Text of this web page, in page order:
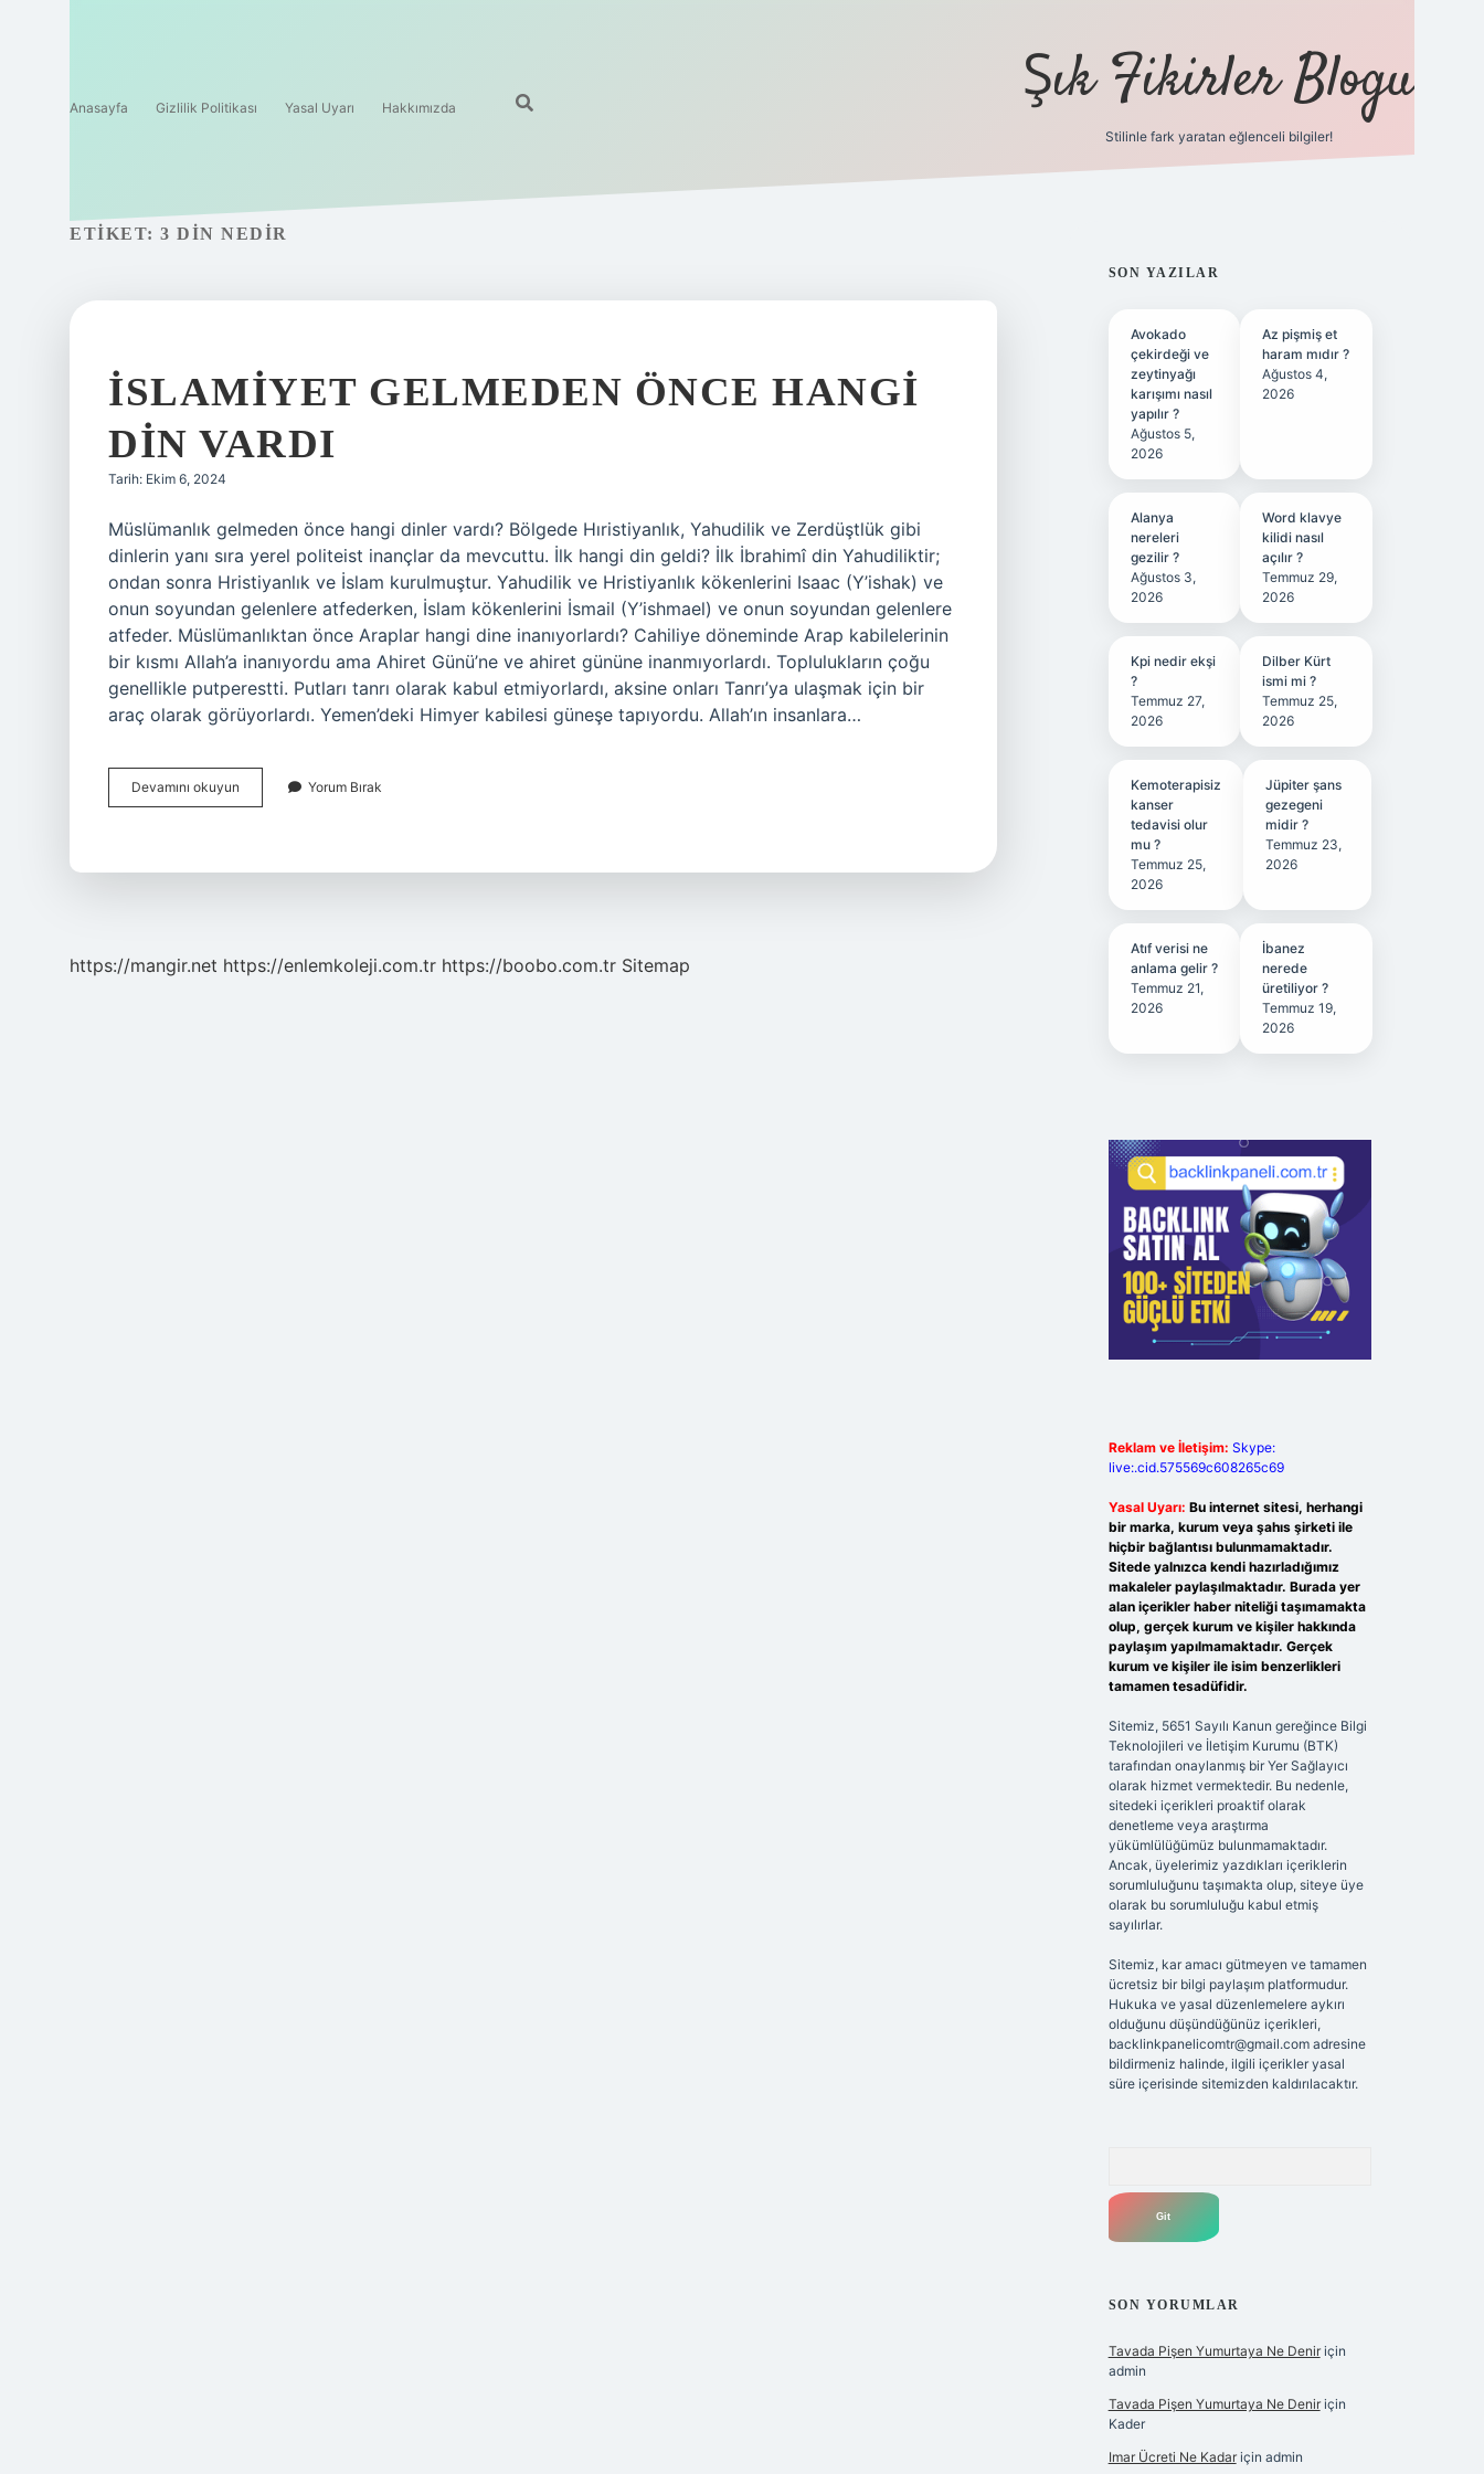
Anasayfa Gizlilik Politikası Yasal Uyarı Hakkımızda Şık Fikirler Blogu
Stilinle fark yaratan eğlenceli bilgiler!
ETIKET: 3 DIN NEDIR
İSLAMIYET GELMEDEN ÖNCE HANGI
DIN VARDI
Tarih: Ekim 6, 2024
Müslümanlık gelmeden önce hangi dinler vardı? Bölgede Hıristiyanlık, Yahudilik ve Zerdüştlük gibi
dinlerin yanı sıra yerel politeist inançlar da mevcuttu. İlk hangi din geldi? İlk İbrahimî din Yahudiliktir;
ondan sonra Hristiyanlık ve İslam kurulmuştur. Yahudilik ve Hristiyanlık kökenlerini Isaac (Y’ishak) ve
onun soyundan gelenlere atfederken, İslam kökenlerini İsmail (Y’ishmael) ve onun soyundan gelenlere
atfeder. Müslümanlıktan önce Araplar hangi dine inanıyorlardı? Cahiliye döneminde Arap kabilelerinin
bir kısmı Allah’a inanıyordu ama Ahiret Günü’ne ve ahiret gününe inanmıyorlardı. Toplulukların çoğu
genellikle putperestti. Putları tanrı olarak kabul etmiyorlardı, aksine onları Tanrı’ya ulaşmak için bir
araç olarak görüyorlardı. Yemen’deki Himyer kabilesi güneşe tapıyordu. Allah’ın insanlara…
Devamını okuyun İSlamiyet
Gelmeden
Yorum Bırak
https://mangir.net https://enlemkoleji.com.tr https://boobo.com.tr Sitemap
SIDEBAR
SON YAZILAR
Avokado
çekirdeği ve
zeytinyağı
karışımı nasıl
yapılır ?
Ağustos 5,
2026
Az pişmiş et
haram mıdır ?
Ağustos 4,
2026
Alanya
nereleri
gezilir ?
Ağustos 3,
2026
Word klavye
kilidi nasıl
açılır ?
Temmuz 29,
2026
Kpi nedir ekşi
?
Temmuz 27,
2026
Dilber Kürt
ismi mi ?
Temmuz 25,
2026
Kemoterapisiz
kanser
tedavisi olur
mu ?
Temmuz 25,
2026
Jüpiter şans
gezegeni
midir ?
Temmuz 23,
2026
Atıf verisi ne
anlama gelir ?
Temmuz 21,
2026
İbanez
nerede
üretiliyor ?
Temmuz 19,
2026
Reklam ve İletişim: Skype:
live:.cid.575569c608265c69
Yasal Uyarı: Bu internet sitesi, herhangi
bir marka, kurum veya şahıs şirketi ile
hiçbir bağlantısı bulunmamaktadır.
Sitede yalnızca kendi hazırladığımız
makaleler paylaşılmaktadır. Burada yer
alan içerikler haber niteliği taşımamakta
olup, gerçek kurum ve kişiler hakkında
paylaşım yapılmamaktadır. Gerçek
kurum ve kişiler ile isim benzerlikleri
tamamen tesadüfidir.
Sitemiz, 5651 Sayılı Kanun gereğince Bilgi
Teknolojileri ve İletişim Kurumu (BTK)
tarafından onaylanmış bir Yer Sağlayıcı
olarak hizmet vermektedir. Bu nedenle,
sitedeki içerikleri proaktif olarak
denetleme veya araştırma
yükümlülüğümüz bulunmamaktadır.
Ancak, üyelerimiz yazdıkları içeriklerin
sorumluluğunu taşımakta olup, siteye üye
olarak bu sorumluluğu kabul etmiş
sayılırlar.
Sitemiz, kar amacı gütmeyen ve tamamen
ücretsiz bir bilgi paylaşım platformudur.
Hukuka ve yasal düzenlemelere aykırı
olduğunu düşündüğünüz içerikleri,
backlinkpanelicomtr@gmail.comadresine
bildirmeniz halinde, ilgili içerikler yasal
süre içerisinde sitemizden kaldırılacaktır.
SON YORUMLAR
Tavada Pişen Yumurtaya Ne Deniriçin
admin
Tavada Pişen Yumurtaya Ne Deniriçin
Kader
Imar Ücreti Ne Kadariçin admin